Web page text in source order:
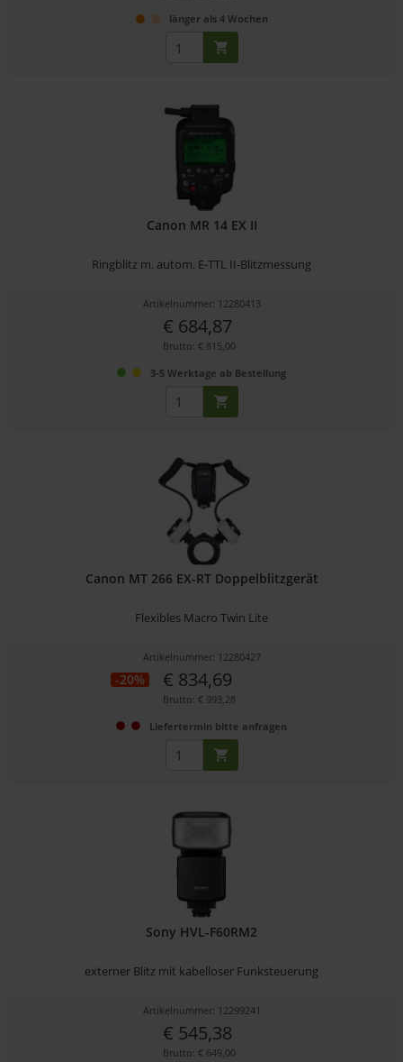
länger als 4 Wochen
Canon MR 14 EX II
Ringblitz m. autom. E-TTL II-Blitzmessung
Artikelnummer: 12280413
€ 684,87
Brutto: € 815,00
3-5 Werktage ab Bestellung
Canon MT 266 EX-RT Doppelblitzgerät
Flexibles Macro Twin Lite
Artikelnummer: 12280427
-20% € 834,69
Brutto: € 993,28
Liefertermin bitte anfragen
Sony HVL-F60RM2
externer Blitz mit kabelloser Funksteuerung
Artikelnummer: 12299241
€ 545,38
Brutto: € 649,00